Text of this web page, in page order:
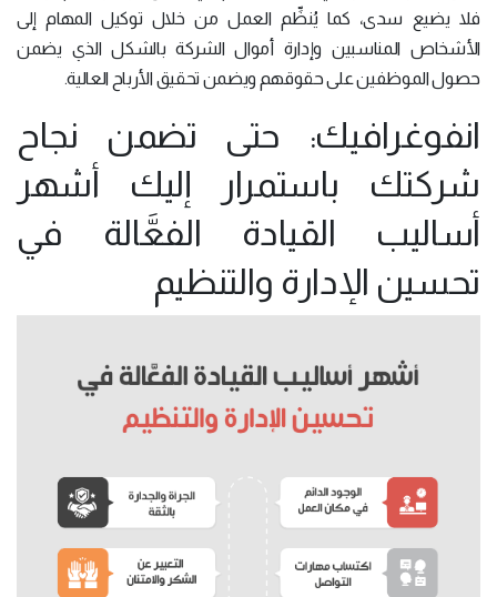
فلا يضيع سدى، كما يُنظِّم العمل من خلال توكيل المهام إلى
الأشخاص المناسبين وإدارة أموال الشركة بالشكل الذي يضمن
حصول الموظفين على حقوقهم ويضمن تحقيق الأرباح العالية.
انفوغرافيك: حتى تضمن نجاح
شركتك باستمرار إليك أشهر
أساليب القيادة الفعَّالة في
تحسين الإدارة والتنظيم